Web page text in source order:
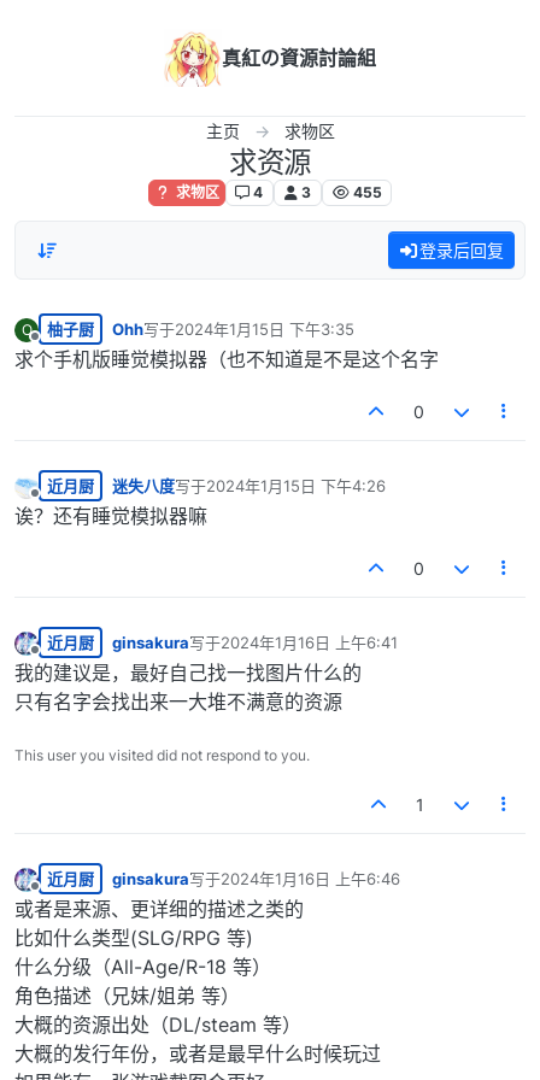
真紅の資源討論組
主页 求物区
求资源
求物区 4 3 455
登录后回复
O
离线
柚子厨 Ohh写于2024年1月15日 下午3:35
最后由 编辑
求个手机版睡觉模拟器（也不知道是不是这个名字
0
离线
近月厨 迷失八度写于2024年1月15日 下午4:26
最后由 编辑
诶？还有睡觉模拟器嘛
0
离线
近月厨 ginsakura写于2024年1月16日 上午6:41
最后由 编辑
我的建议是，最好自己找一找图片什么的
只有名字会找出来一大堆不满意的资源
This user you visited did not respond to you.
1
离线
近月厨 ginsakura写于2024年1月16日 上午6:46
最后由 编辑
或者是来源、更详细的描述之类的
比如什么类型(SLG/RPG 等)
什么分级（All-Age/R-18 等）
角色描述（兄妹/姐弟 等）
大概的资源出处（DL/steam 等）
大概的发行年份，或者是最早什么时候玩过